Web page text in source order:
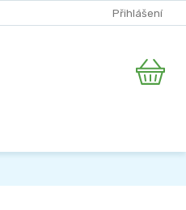
Přihlášení
Nákupní